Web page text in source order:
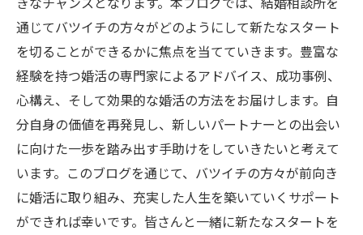
通じてバツイチの方々がどのようにして新たなスタート
を切ることができるかに焦点を当てていきます。豊富な
経験を持つ婚活の専門家によるアドバイス、成功事例、
心構え、そして効果的な婚活の方法をお届けします。自
分自身の価値を再発見し、新しいパートナーとの出会い
に向けた一歩を踏み出す手助けをしていきたいと考えて
います。このブログを通じて、バツイチの方々が前向き
に婚活に取り組み、充実した人生を築いていくサポート
ができれば幸いです。皆さんと一緒に新たなスタートを